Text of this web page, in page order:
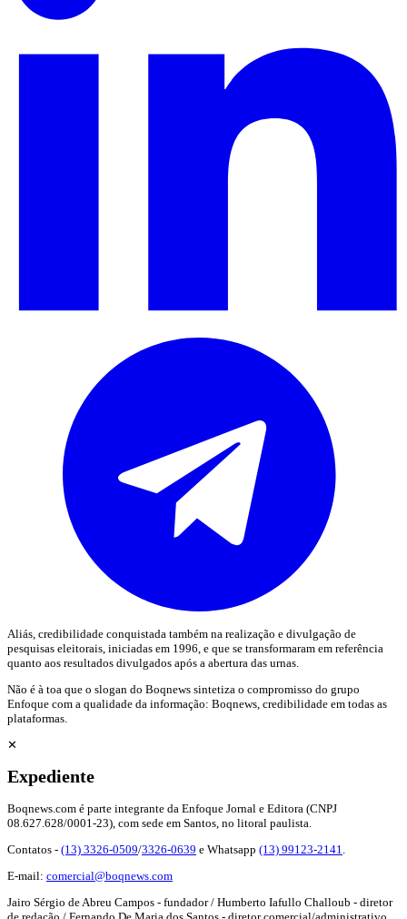
Aliás, credibilidade conquistada também na realização e divulgação de
pesquisas eleitorais, iniciadas em 1996, e que se transformaram em referência
quanto aos resultados divulgados após a abertura das urnas.
Não é à toa que o slogan do Boqnews sintetiza o compromisso do grupo
Enfoque com a qualidade da informação: Boqnews, credibilidade em todas as
plataformas.
✕
Expediente
Boqnews.com é parte integrante da Enfoque Jornal e Editora (CNPJ
08.627.628/0001-23), com sede em Santos, no litoral paulista.
Contatos - (13) 3326-0509/3326-0639 e Whatsapp (13) 99123-2141
E-mail: comercial@boqnews.com
Jairo Sérgio de Abreu Campos - fundador / Humberto Iafullo Challoub - diretor